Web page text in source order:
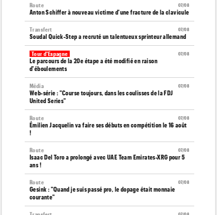
07/08
Route
Anton Schiffer à nouveau victime d'une fracture de la clavicule
07/08
Transfert
Soudal Quick-Step a recruté un talentueux sprinteur allemand
07/08
Tour d'Espagne
Le parcours de la 20e étape a été modifié en raison
d'éboulements
07/08
Média
Web-série : "Course toujours, dans les coulisses de la FDJ
United Series"
07/08
Route
Émilien Jacquelin va faire ses débuts en compétition le 16 août
!
07/08
Route
Isaac Del Toro a prolongé avec UAE Team Emirates-XRG pour 5
ans !
07/08
Route
Gesink : "Quand je suis passé pro, le dopage était monnaie
courante"